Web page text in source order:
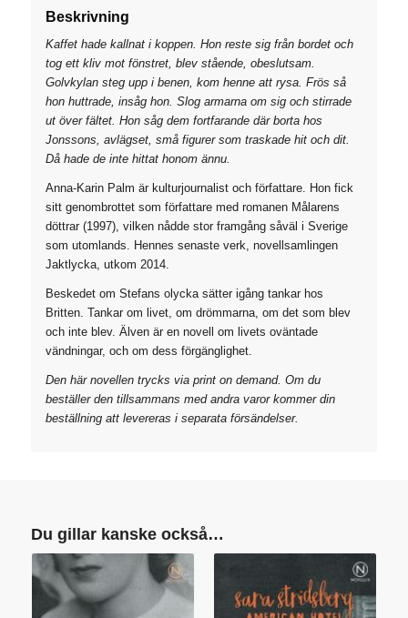
Beskrivning
Kaffet hade kallnat i koppen. Hon reste sig från bordet och
tog ett kliv mot fönstret, blev stående, obeslutsam.
Golvkylan steg upp i benen, kom henne att rysa. Frös så
hon huttrade, insåg hon. Slog armarna om sig och stirrade
ut över fältet. Hon såg dem fortfarande där borta hos
Jonssons, avlägset, små figurer som traskade hit och dit.
Då hade de inte hittat honom ännu.
Anna-Karin Palm är kulturjournalist och författare. Hon fick
sitt genombrottet som författare med romanen Målarens
döttrar (1997), vilken nådde stor framgång såväl i Sverige
som utomlands. Hennes senaste verk, novellsamlingen
Jaktlycka, utkom 2014.
Beskedet om Stefans olycka sätter igång tankar hos
Britten. Tankar om livet, om drömmarna, om det som blev
och inte blev. Älven är en novell om livets oväntade
vändningar, och om dess förgänglighet.
Den här novellen trycks via print on demand. Om du
beställer den tillsammans med andra varor kommer din
beställning att levereras i separata försändelser.
Du gillar kanske också…